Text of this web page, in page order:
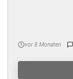
vor 8 Monaten